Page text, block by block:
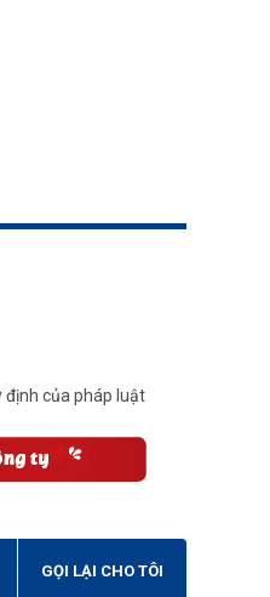
định của pháp luật
GỌI LẠI CHO TÔI